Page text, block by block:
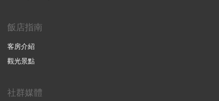
飯店指南
客房介紹
觀光景點
社群媒體